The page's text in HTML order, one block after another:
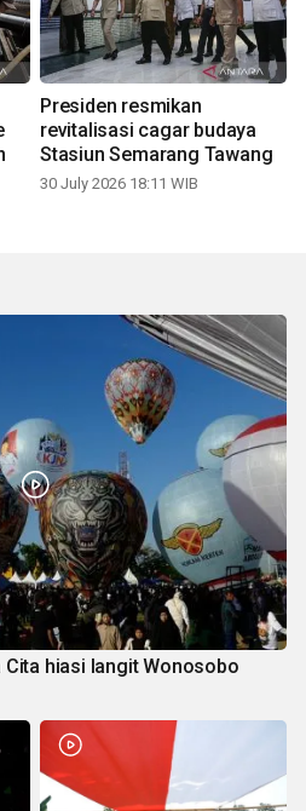
Presiden resmikan
revitalisasi cagar budaya
Stasiun Semarang Tawang
30 July 2026 18:11 WIB
hiasi langit Wonosobo